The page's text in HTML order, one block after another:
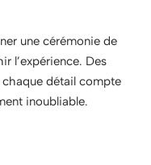
une cérémonie de
l’expérience. Des
chaque détail compte
inoubliable.